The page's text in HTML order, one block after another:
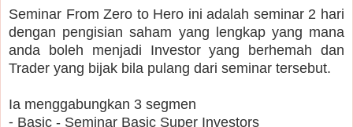
Seminar From Zero to Hero ini adalah seminar 2 hari
dengan pengisian saham yang lengkap yang mana
anda boleh menjadi Investor yang berhemah dan
Trader yang bijak bila pulang dari seminar tersebut.
Ia menggabungkan 3 segmen
⁃ Basic - Seminar Basic Super Investors